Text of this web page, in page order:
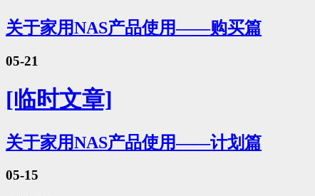
关于家用NAS产品使用——购买篇
05-21
[临时文章]
关于家用NAS产品使用——计划篇
05-15